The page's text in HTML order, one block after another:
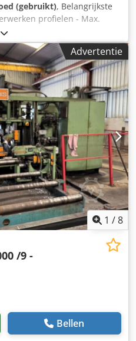
(gebruikt), Belangrijkste
profielen - Max.
1100 - Staaflengte max.
Afjig T Axjwoa -
verticale boorkop nr. 1 -
- Boordiameter (met
40 - Vermogen per kop
spindel toerental met
Andere specificaties - X-
mt/min. 20 - Y-as
mt/min. 4
Advertentie
1 /8
/9 -
Bellen